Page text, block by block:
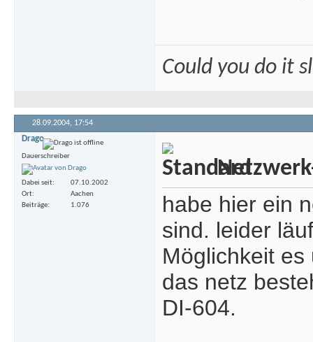
Could you do it
28.09.2004, 17:54
Drago
Dauerschreiber
Dabei seit
07.10.2002
Ort
Aachen
Beiträge
1.076
habe hier ein
sind. leider
Möglichkeit
das netz
DI-604.